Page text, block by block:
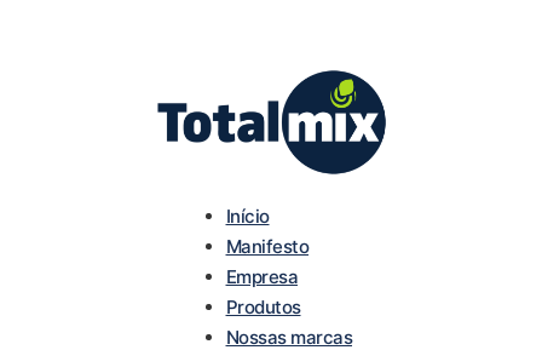
Início
Manifesto
Empresa
Produtos
Nossas marcas